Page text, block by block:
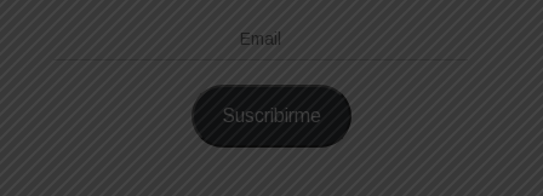
Email
Suscribirme